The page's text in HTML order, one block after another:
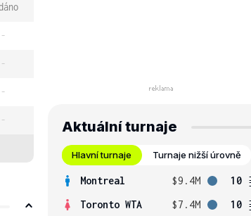
-
-
-
- Aktuální turnaje
Hlavní turnaje Turnaje nižší úrovně
Montreal $9.4M
10
Toronto WTA
$7.4M 10